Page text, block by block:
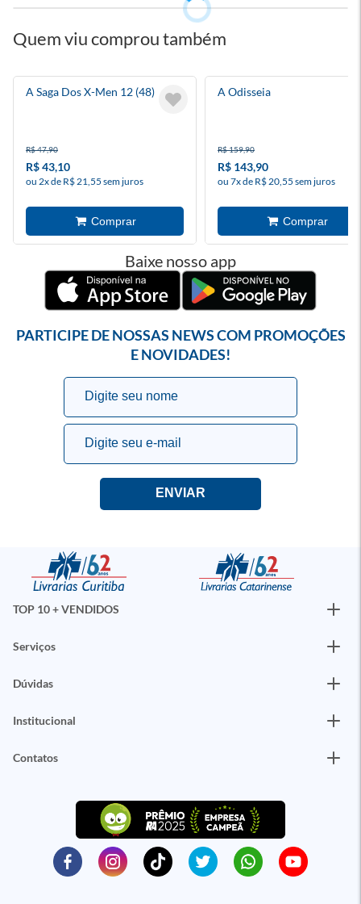
Quem viu comprou também
A Saga Dos X-Men 12 (48)
R$ 47,90
R$ 43,10
ou 2x de R$ 21,55 sem juros
A Odisseia
R$ 159,90
R$ 143,90
ou 7x de R$ 20,55 sem juros
Baixe nosso app
PARTICIPE DE NOSSAS NEWS COM PROMOÇÕES
E NOVIDADES!
TOP 10 + VENDIDOS
Serviços
Dúvidas
Institucional
Contatos